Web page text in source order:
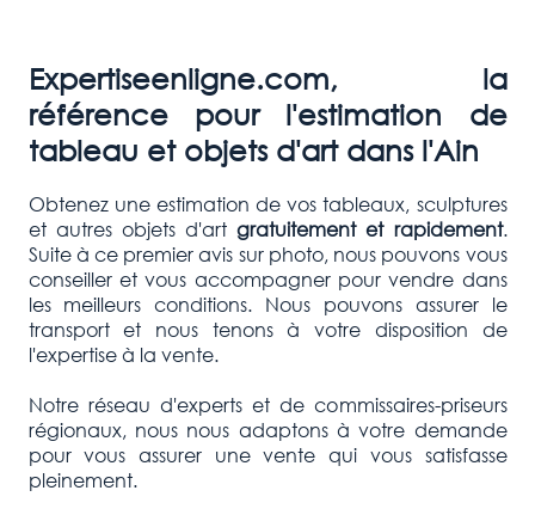
Expertiseenligne.com, la
référence pour l'estimation de
tableau et objets d'art dans l'Ain
Obtenez une estimation de vos tableaux, sculptures
et autres objets d'art gratuitement et rapidement.
Suite à ce premier avis sur photo, nous pouvons vous
conseiller et vous accompagner pour vendre dans
les meilleurs conditions. Nous pouvons assurer le
transport et nous tenons à votre disposition de
l'expertise à la vente.
Notre réseau d'experts et de commissaires-priseurs
régionaux, nous nous adaptons à votre demande
pour vous assurer une vente qui vous satisfasse
pleinement.